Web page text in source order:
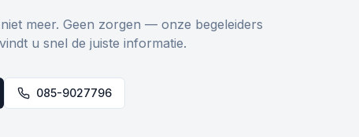
meer. Geen zorgen — onze begeleiders
u snel de juiste informatie.
085-9027796